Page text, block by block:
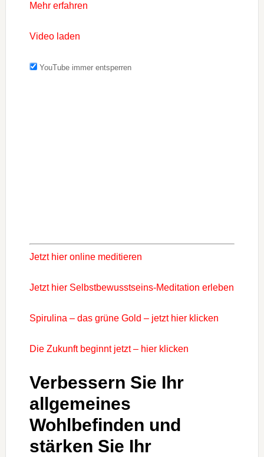
Mehr erfahren
Video laden
YouTube immer entsperren
Jetzt hier online meditieren
Jetzt hier Selbstbewusstseins-Meditation erleben
Spirulina – das grüne Gold – jetzt hier klicken
Die Zukunft beginnt jetzt – hier klicken
Verbessern Sie Ihr
allgemeines
Wohlbefinden und
stärken Sie Ihr